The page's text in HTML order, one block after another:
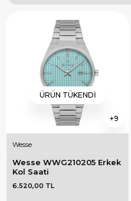
9
ÜRÜN TÜKENDI
Wesse
Wesse WWG210205 Erkek
Kol Saati
6.520,00 TL